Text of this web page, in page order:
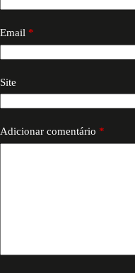
Email *
Site
Adicionar comentário *